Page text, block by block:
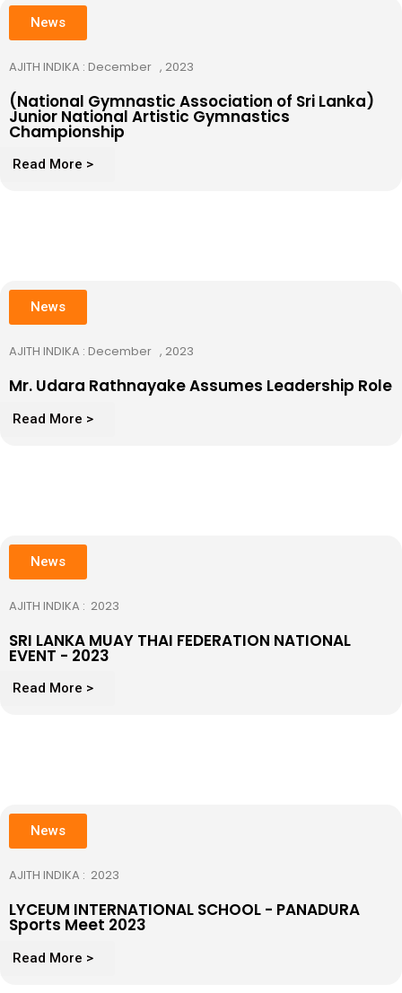
News
AJITH INDIKA : December , 2023
(National Gymnastic Association of Sri Lanka)
Junior National Artistic Gymnastics
Championship
Read More >
News
AJITH INDIKA : December , 2023
Mr. Udara Rathnayake Assumes Leadership Role
Read More >
News
AJITH INDIKA : 2023
SRI LANKA MUAY THAI FEDERATION NATIONAL
EVENT - 2023
Read More >
News
AJITH INDIKA : 2023
LYCEUM INTERNATIONAL SCHOOL - PANADURA
Sports Meet 2023 ​
Read More >